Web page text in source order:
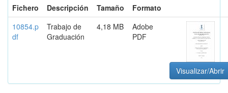
Fichero
Descripción Tamaño
Formato
10854.p
df
Trabajo de
Graduación
4,18 MB
Adobe
PDF
Visualizar/Abrir